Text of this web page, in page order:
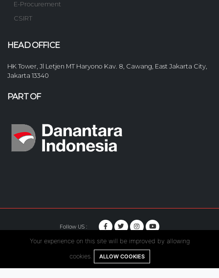
E-Procurement
CSIRT
HEAD OFFICE
HK Tower, Jl Letjen MT Haryono Kav. 8, Cawang, East Jakarta City,
Jakarta 13340
PART OF
Follow US :
© Copyright 2020. Hutama Karya All Rights Reserved.
Your experience on this site will be improved by allowing
cookies. ALLOW COOKIES